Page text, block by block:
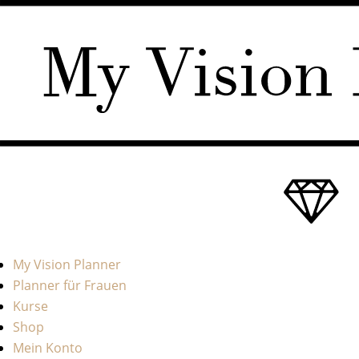
My Vision Planner
Planner für Frauen
Kurse
Shop
Mein Konto